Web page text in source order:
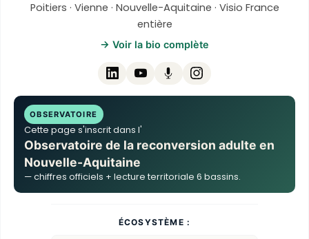
Poitiers · Vienne · Nouvelle-Aquitaine · Visio France
entière
→ Voir la bio complète
OBSERVATOIRE
Cette page s'inscrit dans l'
Observatoire de la reconversion adulte en
Nouvelle-Aquitaine
— chiffres officiels + lecture territoriale 6 bassins.
ÉCOSYSTÈME :